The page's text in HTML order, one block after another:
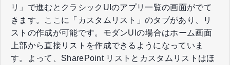
リ」で進むとクラシックUIのアプリ一覧の画面がでて
きます。ここに「カスタムリスト」のタブがあり、リ
ストの作成が可能です。モダンUIの場合はホーム画面
上部から直接リストを作成できるようになっていま
す。よって、SharePoint リストとカスタムリストはほ